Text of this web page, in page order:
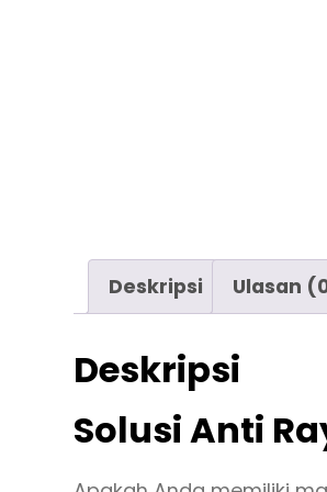
Deskripsi Ulasan
Deskripsi
Solusi Anti